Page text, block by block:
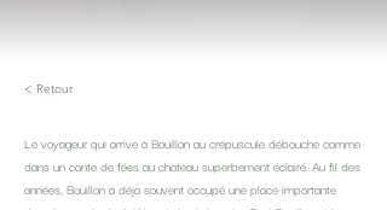
< Retour
Le voyageur qui arrive à Bouillon au crépuscule débouche comme
dans un conte de fées au chateau superbement éclairé. Au fil des
années, Bouillon a déja souvent occupé une place importante